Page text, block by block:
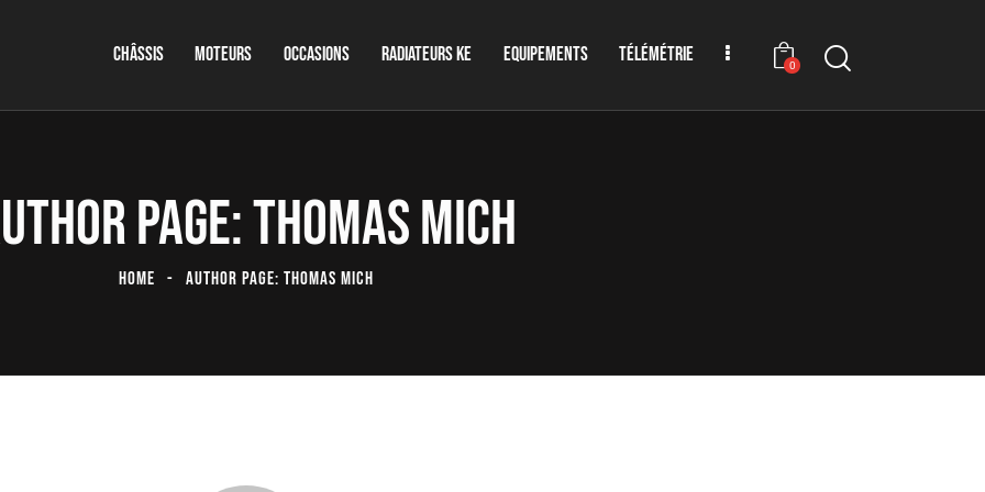
CHÂSSIS MOTEURS OCCASIONS RADIATEURS KE EQUIPEMENTS TÉLÉMÉTRIE 0
PAGE: THOMAS MICH
HOME AUTHOR PAGE: THOMAS MICH